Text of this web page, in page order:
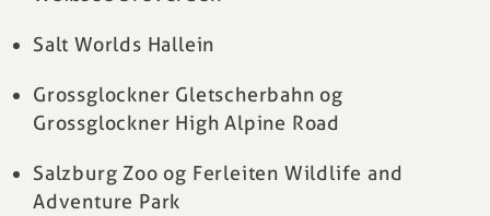
Salt Worlds Hallein
Grossglockner Gletscherbahn og
Grossglockner High Alpine Road
Salzburg Zoo og Ferleiten Wildlife and
Adventure Park